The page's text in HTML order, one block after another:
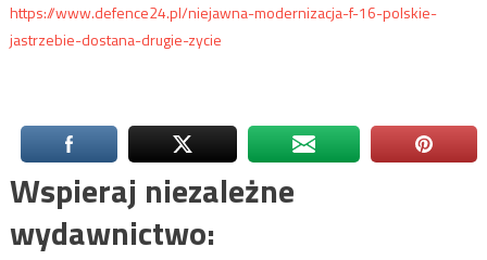
https://www.defence24.pl/niejawna-modernizacja-f-16-polskie-
jastrzebie-dostana-drugie-zycie
Wspieraj niezależne
wydawnictwo: